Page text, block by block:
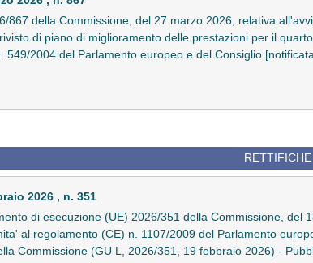
867 della Commissione, del 27 marzo 2026, relativa
di piano di miglioramento delle prestazioni per il
549/2004 del Parlamento europeo e del Consiglio
RETTIFICHE
2026 , n. 351
di esecuzione (UE) 2026/351 della Commissione,
al regolamento (CE) n. 1107/2009 del Parlamento
Commissione (GU L, 2026/351, 19 febbraio 2026) -